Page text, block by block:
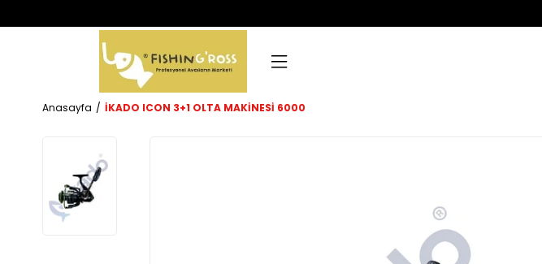
Anasayfa İKADO ICON 3+1 OLTA MAKİNESİ 6000